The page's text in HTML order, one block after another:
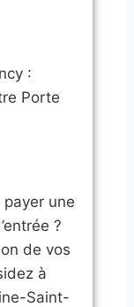
:
Porte
une
?
de vos
à
Saint-